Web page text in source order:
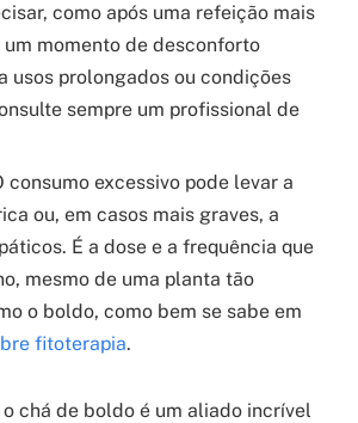
como após uma refeição mais
um momento de desconforto
usos prolongados ou condições
sempre um profissional de
consumo excessivo pode levar a
ou, em casos mais graves, a
É a dose e a frequência que
mesmo de uma planta tão
o boldo, como bem se sabe em
fitoterapia.
chá de boldo é um aliado incrível